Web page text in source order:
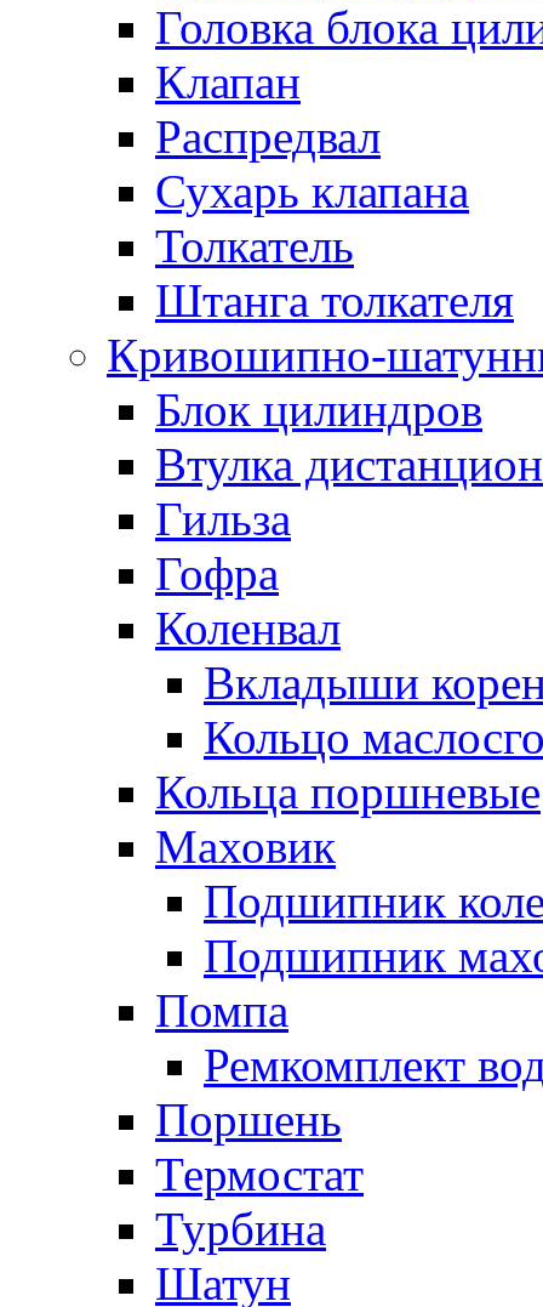
Головка блока
Клапан
Распредвал
Сухарь клапана
Толкатель
Штанга толкателя
Кривошипно-
Блок цилиндров
Втулка
Гильза
Гофра
Коленвал
Вкладыши
Кольцо
Кольца поршневые
Маховик
Подшипник
Подшипник
Помпа
Ремкомплект
Поршень
Термостат
Турбина
Шатун